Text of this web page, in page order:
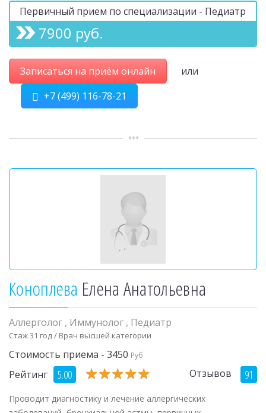
Первичный прием по специализации - Педиатр
7900 руб.
Записаться на приём онлайн
или
+7 (499) 116-78-21
Коноплева Елена Анатольевна
Аллерголог , Иммунолог , Педиатр
Стаж 31 год / Врач высшей категории
Стоимость приема - 3450 Руб
Рейтинг 5.00 ★★★★★
★★★★★ Отзывов 91
Проводит диагностику и лечение аллергических